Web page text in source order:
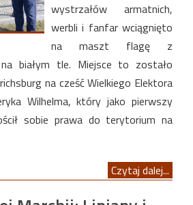
wystrzałów armatnich,
werbli i fanfar wciągnięto
na maszt flagę z
białym tle. Miejsce to zostało
na cześć Wielkiego Elektora
Wilhelma, który jako pierwszy
sobie prawa do terytorium na
Czytaj dalej...